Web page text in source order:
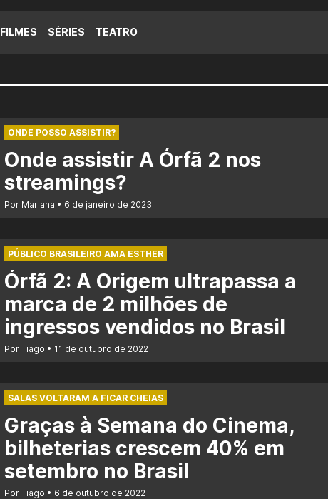
FILMES SÉRIES TEATRO
ONDE POSSO ASSISTIR?
Onde assistir A Órfã 2 nos
streamings?
Por Mariana 6 de janeiro de 2023
PÚBLICO BRASILEIRO AMA ESTHER
Órfã 2: A Origem ultrapassa a
marca de 2 milhões de
ingressos vendidos no Brasil
Por Tiago 11 de outubro de 2022
SALAS VOLTARAM A FICAR CHEIAS
Graças à Semana do Cinema,
bilheterias crescem 40% em
setembro no Brasil
Por Tiago 6 de outubro de 2022